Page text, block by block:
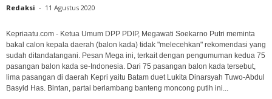
Redaksi - 11 Agustus 2020
Kepriaatu.com - Ketua Umum DPP PDIP, Megawati Soekarno Putri meminta
bakal calon kepala daerah (balon kada) tidak "melecehkan" rekomendasi yang
sudah ditandatangani. Pesan Mega ini, terkait dengan pengumuman kedua 75
pasangan balon kada se-Indonesia. Dari 75 pasangan balon kada tersebut,
lima pasangan di daerah Kepri yaitu Batam duet Lukita Dinarsyah Tuwo-Abdul
Basyid Has. Bintan, partai berlambang banteng moncong putih ini...